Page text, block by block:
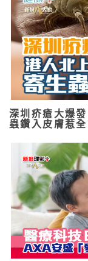
深圳疥瘡大爆
蟲鑽入皮膚惹